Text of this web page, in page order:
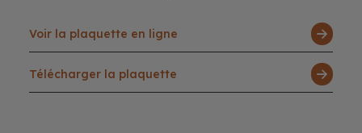
Voir la plaquette en ligne
Télécharger la plaquette